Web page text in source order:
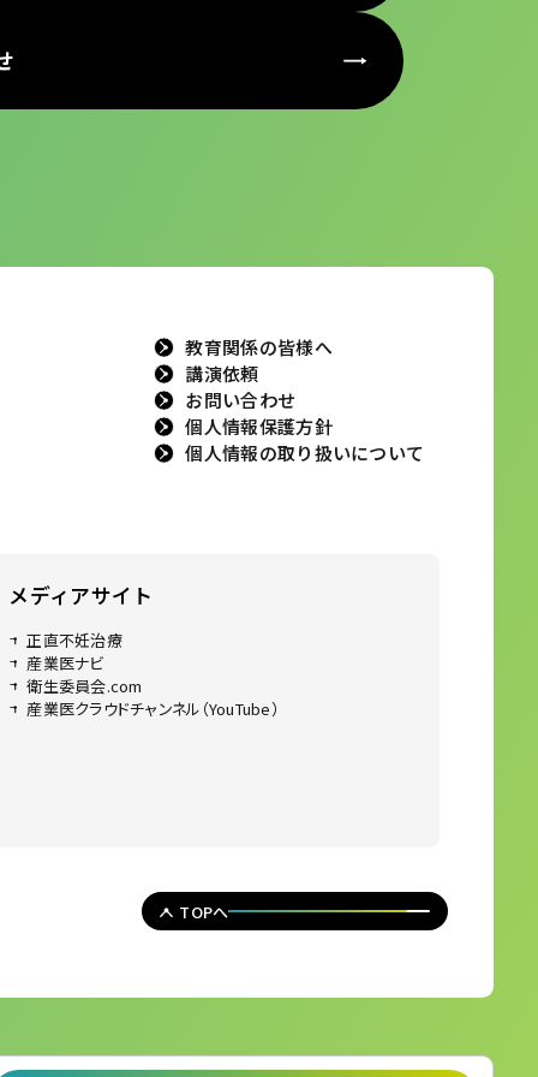
教育関係の皆様へ
講演依頼
お問い合わせ
個人情報保護方針
個人情報の取り扱いについて
メディアサイト
正直不妊治療
産業医ナビ
衛生委員会.com
産業医クラウドチャンネル（YouTube）
TOPへ